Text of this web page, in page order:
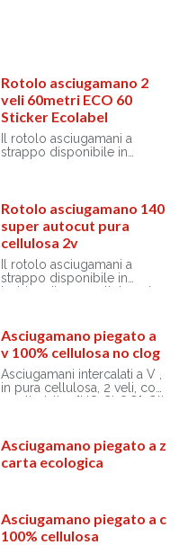
Rotolo asciugamano 2
veli 60metri ECO 60
Sticker Ecolabel
Il rotolo asciugamani a
strappo disponibile in
impeccabile ad ogni utente.
Rotolo asciugamano 140
super autocut pura
cellulosa 2v
Il rotolo asciugamani a
strappo disponibile in
bobine di pura cellulosa è
impeccabile ad ogni utente.
Asciugamano piegato a
v 100% cellulosa no clog
Asciugamani intercalati a V ,
in pura cellulosa, 2 veli, con
caratteristica "NO CLOG". Gli
dissolversi rapidamente
nell'acqua, evitando così il
rischio di creare intasamenti
Asciugamano piegato a z
carta ecologica
Asciugamano piegato a c
100% cellulosa